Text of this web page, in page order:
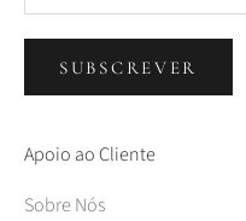
SUBSCREVER
Apoio ao Cliente
Sobre Nós